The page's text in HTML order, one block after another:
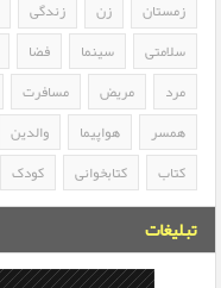
زمستان
زن زندگی
سلامتی
سینما فضا
مرد
مریض مسافرت
همسر
هواپیما والدین
کتاب
کتابخوانی کودک
تبلیغات